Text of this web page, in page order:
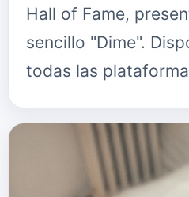
Hall of Fame,
sencillo "Dime".
todas las